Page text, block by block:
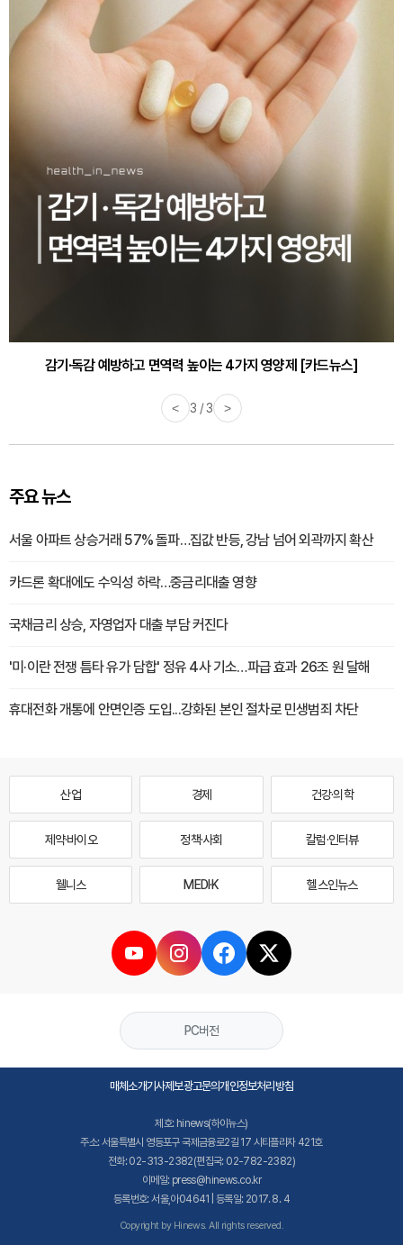
감기·독감 예방하고 면역력 높이는 4가지 영양제 [카드뉴스]
< 3 / 3 >
주요 뉴스
서울 아파트 상승거래 57% 돌파…집값 반등, 강남 넘어 외곽까지 확산
카드론 확대에도 수익성 하락…중금리대출 영향
국채금리 상승, 자영업자 대출 부담 커진다
'미·이란 전쟁 틈타 유가 담합' 정유 4사 기소…파급 효과 26조 원 달해
휴대전화 개통에 안면인증 도입...강화된 본인 절차로 민생범죄 차단
산업 경제 건강·의학
제약·바이오 정책·사회 칼럼·인터뷰
웰니스 MEDI·K 헬스인뉴스
PC버전
매체소개기사제보광고문의개인정보처리방침
제호: hinews(하이뉴스)
주소: 서울특별시 영등포구 국제금융로2길 17 시티플라자 421호
전화: 02-313-2382(편집국: 02-782-2382)
이메일: press@hinews.co.kr
등록번호: 서울,아04641 | 등록일: 2017. 8. 4
Copyright by Hinews. All rights reserved.